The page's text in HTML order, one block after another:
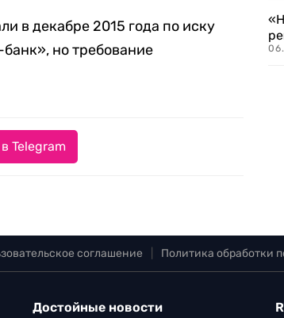
в декабре 2015 года по иску
но требование
Telegram
соглашение Политика обработки
Достойные новости